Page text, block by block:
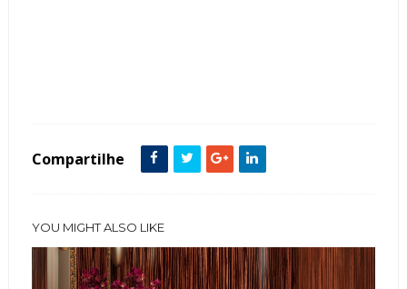
Compartilhe
YOU MIGHT ALSO LIKE